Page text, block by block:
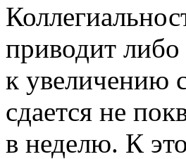
приводит либо
к увеличению
сдается не
в неделю. К